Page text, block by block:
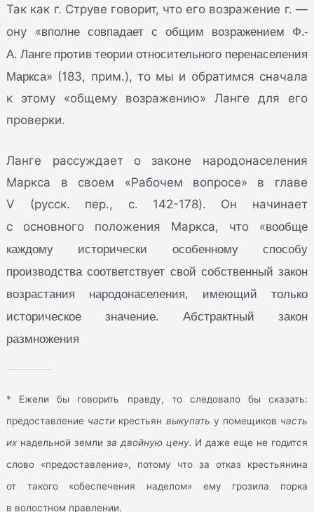
Так как г. Струве говорит, что его возражение г. —
ону «вполне совпадает с общим возражением Ф.-
А. Ланге против теории относительного перенаселения
Маркса» (183, прим.), то мы и обратимся сначала
к этому «общему возражению» Ланге для его
проверки.
Ланге рассуждает о законе народонаселения
Маркса в своем «Рабочем вопросе» в главе
V (русск. пер., с. 142-178). Он начинает
с основного положения Маркса, что «вообще
каждому исторически особенному способу
производства соответствует свой собственный закон
возрастания народонаселения, имеющий только
историческое значение. Абстрактный закон
размножения
* Ежели бы говорить правду, то следовало бы сказать:
предоставление части крестьян выкупать у помещиков часть
их надельной земли за двойную цену. И даже еще не годится
слово «предоставление», потому что за отказ крестьянина
от такого «обеспечения наделом» ему грозила порка
в волостном правлении.